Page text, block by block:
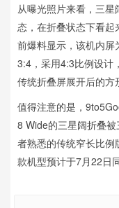
从曝光照片来看，三
态，在折叠状态下看
前爆料显示，该机内
3:4，采用4:3比例设计
传统折叠屏展开后的方
值得注意的是，
8 Wide的三星阔折叠
者熟悉的传统窄长比
款机型预计于7月22日